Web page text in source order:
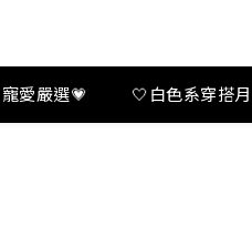
愛嚴選💗 🤍白色系穿搭